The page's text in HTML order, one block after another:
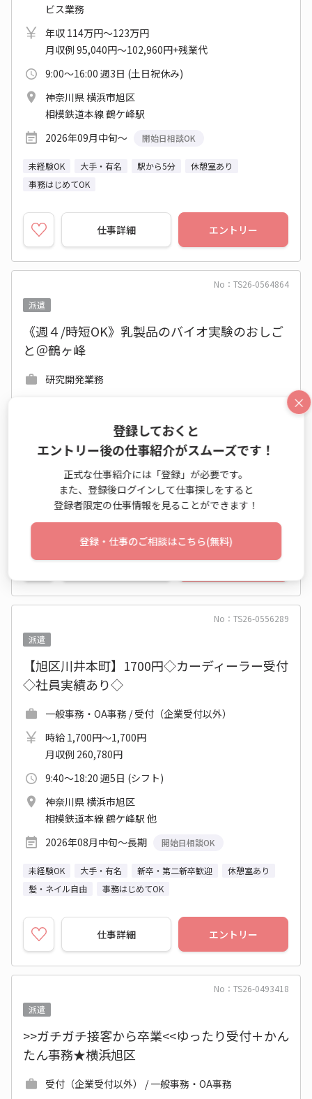
ビス業務
年収 114万円～123万円
月収例 95,040円～102,960円+残業代
9:00～16:00 週3日 (土日祝休み)
神奈川県 横浜市旭区
相模鉄道本線 鶴ケ峰駅
2026年09月中旬～
開始日相談OK
未経験OK 大手・有名 駅から5分
休憩室あり
事務はじめてOK
仕事詳細 エントリー
No：TS26-0564864
派遣
《週４/時短OK》乳製品のバイオ実験のおしご
と＠鶴ヶ峰
研究開発業務
9:00～16:00 週4日 (土日祝休み)
神奈川県 横浜市旭区
相模鉄道本線 鶴ケ峰駅 他
2026年10月上旬～長期
仕事詳細 エントリー
No：TS26-0556289
派遣
【旭区川井本町】1700円◇カーディーラー受付
◇社員実績あり◇
一般事務・OA事務 / 受付（企業受付以外）
時給 1,700円～1,700円
月収例 260,780円
9:40～18:20 週5日 (シフト)
神奈川県 横浜市旭区
相模鉄道本線 鶴ケ峰駅 他
2026年08月中旬～長期
開始日相談OK
未経験OK 大手・有名 新卒・第二新卒歓迎
休憩室あり
髪・ネイル自由
事務はじめてOK
仕事詳細 エントリー
No：TS26-0493418
派遣
>>ガチガチ接客から卒業<<ゆったり受付＋かん
たん事務★横浜旭区
受付（企業受付以外） / 一般事務・OA事務
×
登録しておくと
エントリー後の仕事紹介がスムーズです！
正式な仕事紹介には「登録」が必要です。
また、登録後ログインして仕事探しをすると
登録者限定の仕事情報を見ることができます！
登録・仕事のご相談はこちら(無料)